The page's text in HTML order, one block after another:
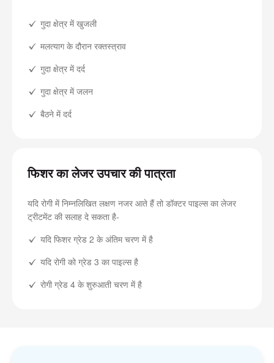
गुदा क्षेत्र में खुजली
मलत्याग के दौरान रक्तस्त्राव
गुदा क्षेत्र में दर्द
गुदा क्षेत्र में जलन
बैठने में दर्द
फिशर का लेजर उपचार की पात्रता
यदि रोगी में निम्नलिखित लक्षण नजर आते हैं तो डॉक्टर पाइल्स का लेजर
ट्रीटमेंट की सलाह दे सकता है-
यदि फिशर ग्रेड 2 के अंतिम चरण में है
यदि रोगी को ग्रेड 3 का पाइल्स है
रोगी ग्रेड 4 के शुरुआती चरण में है